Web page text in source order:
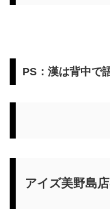
PS：漢は背中
アイズ美野島